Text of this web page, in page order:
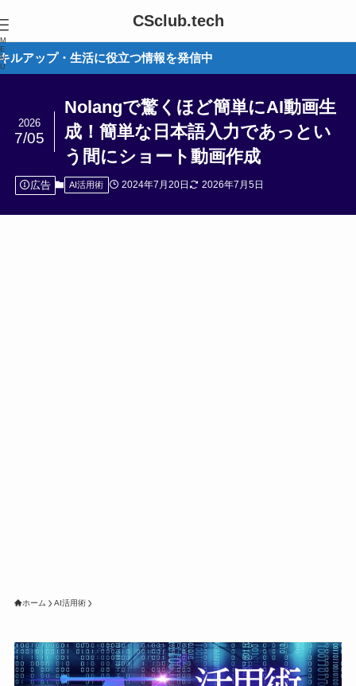
CSclub.tech
M
E
N
U
役立つ情報を発信中
Nolangで驚くほど簡単にAI動画生
成！簡単な日本語入力であっとい
う間にショート動画作成
2026
7/05
広告 AI活用術 2024年7月20日 2026年7月5日
ホーム AI活用術